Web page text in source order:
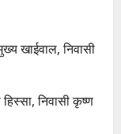
खाईवाल, निवासी
निवासी कृष्ण